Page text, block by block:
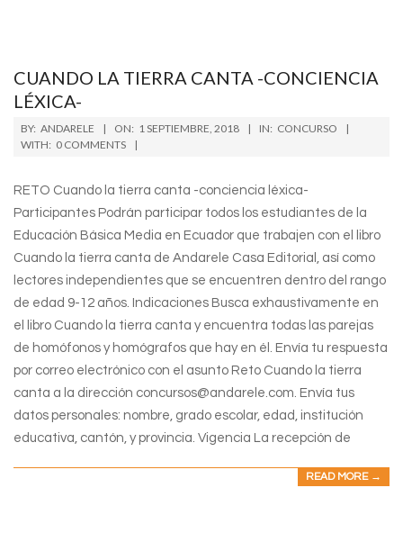
CUANDO LA TIERRA CANTA -CONCIENCIA
LÉXICA-
2018-
09-
BY: ANDARELE ON: 1 SEPTIEMBRE, 2018 IN: CONCURSO
WITH: 0 COMMENTS
RETO Cuando la tierra canta -conciencia léxica-
Participantes Podrán participar todos los estudiantes de la
Educación Básica Media en Ecuador que trabajen con el libro
Cuando la tierra canta de Andarele Casa Editorial, así como
lectores independientes que se encuentren dentro del rango
de edad 9-12 años. Indicaciones Busca exhaustivamente en
el libro Cuando la tierra canta y encuentra todas las parejas
de homófonos y homógrafos que hay en él. Envía tu respuesta
por correo electrónico con el asunto Reto Cuando la tierra
canta a la dirección concursos@andarele.com. Envía tus
datos personales: nombre, grado escolar, edad, institución
educativa, cantón, y provincia. Vigencia La recepción de
READ MORE →